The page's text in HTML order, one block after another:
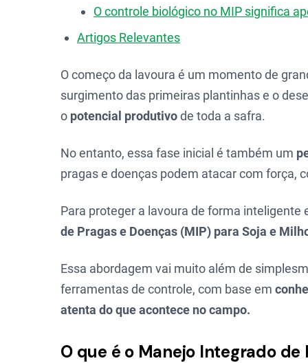
O controle biológico no MIP significa
Artigos Relevantes
O começo da lavoura é um momento de
surgimento das primeiras plantinhas e o
o potencial produtivode toda a safra.
No entanto, essa fase inicial é também um
pragas e doenças podem atacar com força,
Para proteger a lavoura de forma
de Pragas e Doenças (MIP) para Soja e
Essa abordagem vai muito além de
ferramentas de controle, com base em
atenta do que acontece no campo.
O que é o Manejo Integrado de